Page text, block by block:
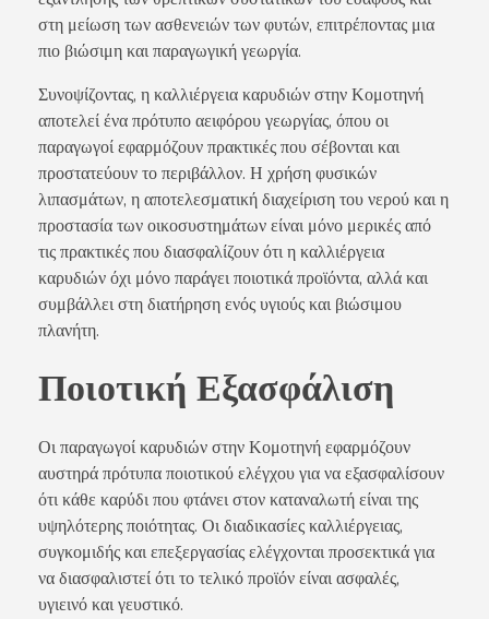
στη μείωση των ασθενειών των φυτών, επιτρέποντας μια
πιο βιώσιμη και παραγωγική γεωργία.
Συνοψίζοντας, η καλλιέργεια καρυδιών στην Κομοτηνή
αποτελεί ένα πρότυπο αειφόρου γεωργίας, όπου οι
παραγωγοί εφαρμόζουν πρακτικές που σέβονται και
προστατεύουν το περιβάλλον. Η χρήση φυσικών
λιπασμάτων, η αποτελεσματική διαχείριση του νερού και η
προστασία των οικοσυστημάτων είναι μόνο μερικές από
τις πρακτικές που διασφαλίζουν ότι η καλλιέργεια
καρυδιών όχι μόνο παράγει ποιοτικά προϊόντα, αλλά και
συμβάλλει στη διατήρηση ενός υγιούς και βιώσιμου
πλανήτη.
Ποιοτική Εξασφάλιση
Οι παραγωγοί καρυδιών στην Κομοτηνή εφαρμόζουν
αυστηρά πρότυπα ποιοτικού ελέγχου για να εξασφαλίσουν
ότι κάθε καρύδι που φτάνει στον καταναλωτή είναι της
υψηλότερης ποιότητας. Οι διαδικασίες καλλιέργειας,
συγκομιδής και επεξεργασίας ελέγχονται προσεκτικά για
να διασφαλιστεί ότι το τελικό προϊόν είναι ασφαλές,
υγιεινό και γευστικό.